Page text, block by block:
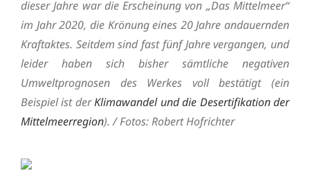
dieser Jahre war die Erscheinung von „Das Mittelmeer“
im Jahr 2020, die Krönung eines 20 Jahre andauernden
Kraftaktes. Seitdem sind fast fünf Jahre vergangen, und
leider haben sich bisher sämtliche negativen
Umweltprognosen des Werkes voll bestätigt (ein
Beispiel ist derKlimawandel und die Desertifikation der
Mittelmeerregion). / Fotos: Robert Hofrichter